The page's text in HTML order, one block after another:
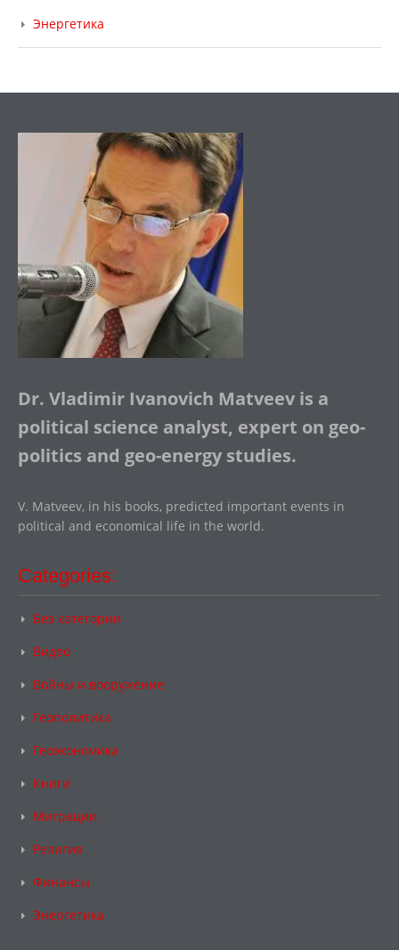
Энергетика
Dr. Vladimir Ivanovich Matveev is a
political science analyst, expert on geo-
politics and geo-energy studies.
V. Matveev, in his books, predicted important events in
political and economical life in the world.
Categories:
Без категории
Видео
Войны и вооружение
Геополитика
Геоэкономика
Книги
Миграции
Религия
Финансы
Энергетика